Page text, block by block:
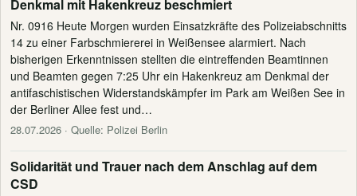
Denkmal mit Hakenkreuz beschmiert
Nr. 0916 Heute Morgen wurden Einsatzkräfte des Polizeiabschnitts
14 zu einer Farbschmiererei in Weißensee alarmiert. Nach
bisherigen Erkenntnissen stellten die eintreffenden Beamtinnen
und Beamten gegen 7:25 Uhr ein Hakenkreuz am Denkmal der
antifaschistischen Widerstandskämpfer im Park am Weißen See in
der Berliner Allee fest und…
28.07.2026 · Quelle: Polizei Berlin
Solidarität und Trauer nach dem Anschlag auf dem
CSD